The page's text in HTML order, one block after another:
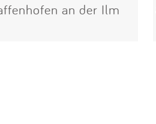
an der Ilm